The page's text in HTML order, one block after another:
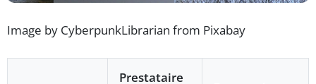
Image by CyberpunkLibrarian from Pixabay
Prestataire